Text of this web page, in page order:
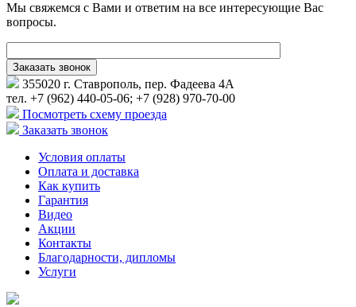
Мы свяжемся с Вами и ответим на все интересующие Вас
вопросы.
355020 г. Ставрополь, пер. Фадеева 4А
тел. +7 (962) 440-05-06; +7 (928) 970-70-00
Посмотреть схему проезда
Заказать звонок
Условия оплаты
Оплата и доставка
Как купить
Гарантия
Видео
Акции
Контакты
Благодарности, дипломы
Услуги